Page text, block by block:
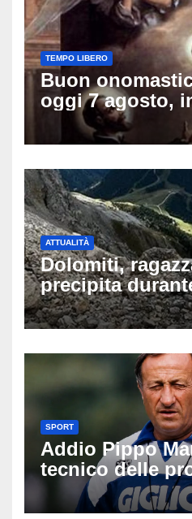
TEMPO LIBERO
Buon
oggi 7 agosto,
di auguri da
social
ATTUALITÀ
Dolomiti,
precipita
un’escursione:
Latemar
SPORT
Addio Pippo
tecnico delle
scritto pagine
del nostro